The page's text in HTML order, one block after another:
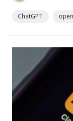
ChatGPT